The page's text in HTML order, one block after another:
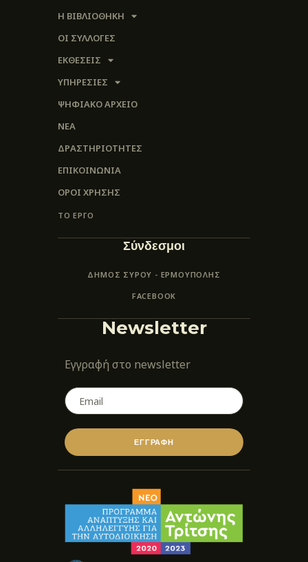
Η ΒΙΒΛΙΟΘΗΚΗ
ΟΙ ΣΥΛΛΟΓΈΣ
ΕΚΘΕΣΕΙΣ
ΥΠΗΡΕΣΙΕΣ
ΨΗΦΙΑΚΌ ΑΡΧΕΊΟ
ΝΕΑ
ΔΡΑΣΤΗΡΙΟΤΗΤΕΣ
ΕΠΙΚΟΙΝΩΝΊΑ
ΌΡΟΙ ΧΡΉΣΗΣ
ΤΟ ΕΡΓΟ
Σύνδεσμοι
ΔΗΜΟΣ ΣΥΡΟΥ - ΕΡΜΟΎΠΟΛΗΣ
FACEBOOK
Newsletter
Εγγραφή στο newsletter
ΕΓΓΡΑΦΗ